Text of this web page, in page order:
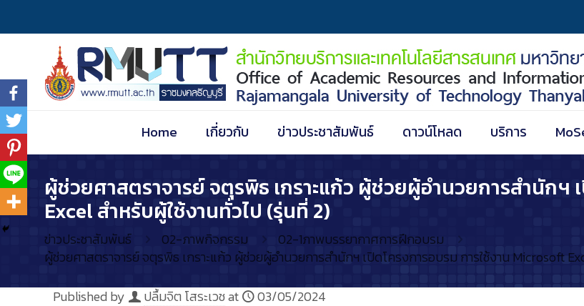
Home เกี่ยวกับ ข่าวประชาสัมพันธ์ ดาวน์โหลด บริการ
ผู้ช่วยศาสตราจารย์ จตุรพิธ เกราะแก้ว ผู้ช่วยผู้อำนวยการสำนักฯ
Excel สำหรับผู้ใช้งานทั่วไป (รุ่นที่ 2)
ข่าวประชาสัมพันธ์ 02-ภาพกิจกรรม
02-1ภาพบรรยากาศการฝึกอบรม
ผู้ช่วยศาสตราจารย์ จตุรพิธ เกราะแก้ว ผู้ช่วยผู้อำนวยการสำนักฯ เปิดโครงการอบรม การใช้งาน Microsoft
Published by ปลื้มจิต โสระเวชat 03/05/2024